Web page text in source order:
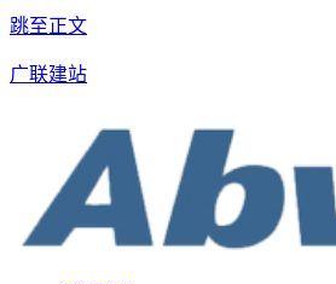
跳至正文
广联建站